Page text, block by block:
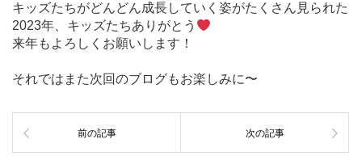
キッズたちがどんどん成長していく姿がたくさん見られた
2023年、キッズたちありがとう
来年もよろしくお願いします！
それではまた次回のブログもお楽しみに〜
前の記事 次の記事